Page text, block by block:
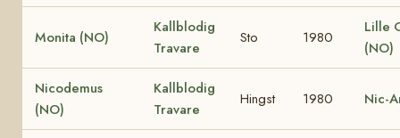
Monita (NO)
Kallblodig
Travare
Sto 1980
Lille
(NO)
Nicodemus
(NO)
Kallblodig
Travare
Hingst 1980 Nic-